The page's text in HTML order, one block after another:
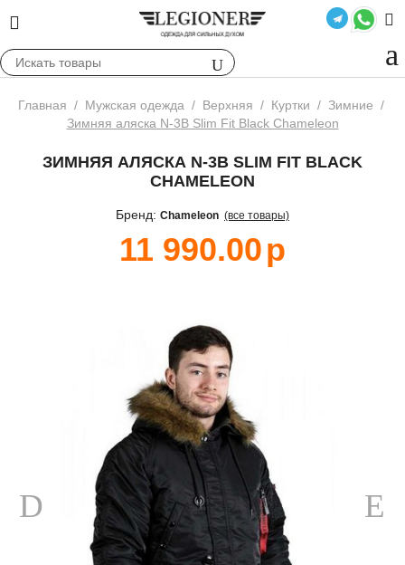
Главная / Мужская одежда / Верхняя / Куртки / Зимние /
Зимняя аляска N-3B Slim Fit Black Chameleon
ЗИМНЯЯ АЛЯСКА N-3B SLIM FIT BLACK
CHAMELEON
Бренд: Chameleon (все товары)
11 990.00р